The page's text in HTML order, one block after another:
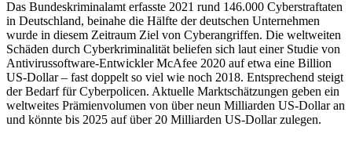
Das Bundeskriminalamt erfasste 2021 rund 146.000 Cyberstraftaten
in Deutschland, beinahe die Hälfte der deutschen Unternehmen
wurde in diesem Zeitraum Ziel von Cyberangriffen. Die weltweiten
Schäden durch Cyberkriminalität beliefen sich laut einer Studie von
Antivirussoftware-Entwickler McAfee 2020 auf etwa eine Billion
US-Dollar – fast doppelt so viel wie noch 2018. Entsprechend steigt
der Bedarf für Cyberpolicen. Aktuelle Marktschätzungen geben ein
weltweites Prämienvolumen von über neun Milliarden US-Dollar an
und könnte bis 2025 auf über 20 Milliarden US-Dollar zulegen.